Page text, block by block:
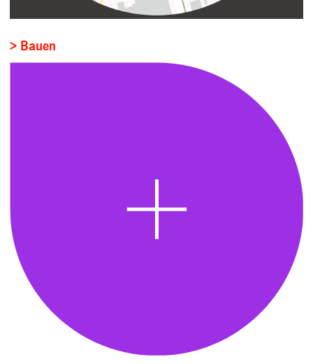
> Bauen